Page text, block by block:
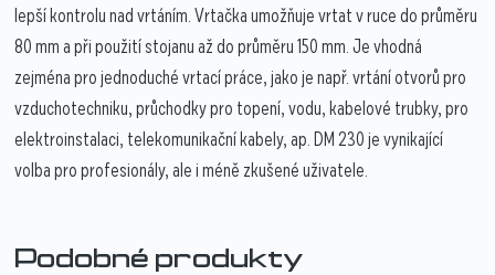
lepší kontrolu nad vrtáním. Vrtačka umožňuje vrtat v ruce do průměru
80 mm a při použití stojanu až do průměru 150 mm. Je vhodná
zejména pro jednoduché vrtací práce, jako je např. vrtání otvorů pro
vzduchotechniku, průchodky pro topení, vodu, kabelové trubky, pro
elektroinstalaci, telekomunikační kabely, ap. DM 230 je vynikající
volba pro profesionály, ale i méně zkušené uživatele.
Podobné produkty